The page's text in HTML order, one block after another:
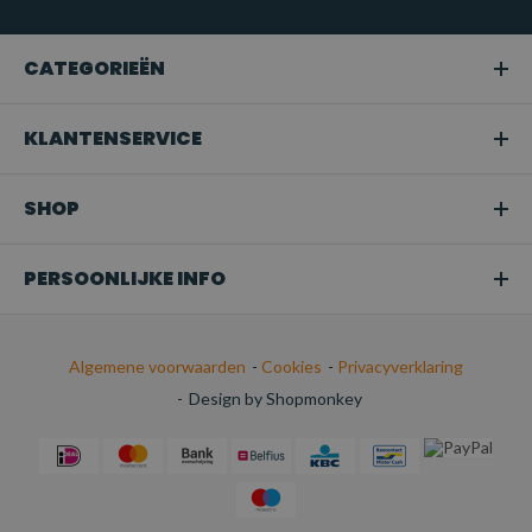
CATEGORIEËN
KLANTENSERVICE
SHOP
PERSOONLIJKE INFO
Algemene voorwaarden - Cookies - Privacyverklaring
- Design by Shopmonkey